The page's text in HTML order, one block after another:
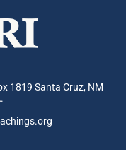
1819 Santa Cruz, NM